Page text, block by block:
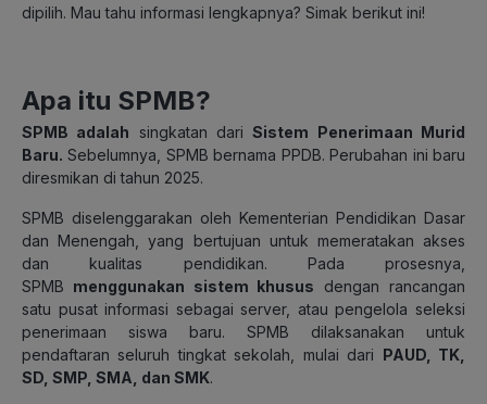
dipilih. Mau tahu informasi lengkapnya? Simak berikut ini!
Apa itu SPMB?
SPMB adalah singkatan dariSistem Penerimaan Murid
Baru. Sebelumnya, SPMB bernama PPDB. Perubahan ini baru
diresmikan di tahun 2025.
SPMB diselenggarakan oleh Kementerian Pendidikan Dasar
dan Menengah, yang bertujuan untuk memeratakan akses
dan kualitas pendidikan. Pada prosesnya,
SPMB menggunakan sistem khusus dengan rancangan
satu pusat informasi sebagai server, atau pengelola seleksi
penerimaan siswa baru. SPMB dilaksanakan untuk
pendaftaran seluruh tingkat sekolah, mulai dari PAUD, TK,
SD, SMP, SMA, dan SMK.